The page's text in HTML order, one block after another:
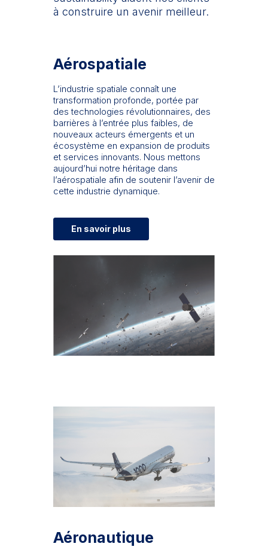
à construire un avenir meilleur.
Aérospatiale
L’industrie spatiale connaît une
transformation profonde, portée par
des technologies révolutionnaires, des
barrières à l’entrée plus faibles, de
nouveaux acteurs émergents et un
écosystème en expansion de produits
et services innovants. Nous mettons
aujourd’hui notre héritage dans
l’aérospatiale afin de soutenir l’avenir de
cette industrie dynamique.
En savoir plus
Aéronautique